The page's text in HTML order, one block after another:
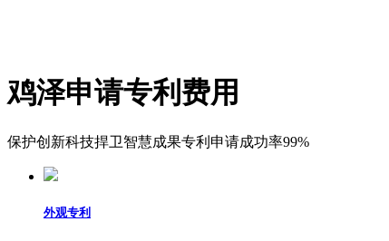
鸡泽申请专利费用
保护创新科技捍卫智慧成果专利申请成功率99%
外观专利